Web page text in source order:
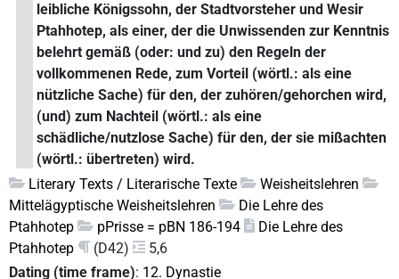
leibliche Königssohn, der Stadtvorsteher und Wesir
Ptahhotep, als einer, der die Unwissenden zur Kenntnis
belehrt gemäß (oder: und zu) den Regeln der
vollkommenen Rede, zum Vorteil (wörtl.: als eine
nützliche Sache) für den, der zuhören/gehorchen wird,
(und) zum Nachteil (wörtl.: als eine
schädliche/nutzlose Sache) für den, der sie mißachten
(wörtl.: übertreten) wird.
Literary Texts / Literarische Texte
Weisheitslehren
Mittelägyptische Weisheitslehren
Die Lehre des
Ptahhotep
pPrisse = pBN 186-194
Die Lehre des
Ptahhotep
(D42)
5,6
Dating (time frame): 12. Dynastie